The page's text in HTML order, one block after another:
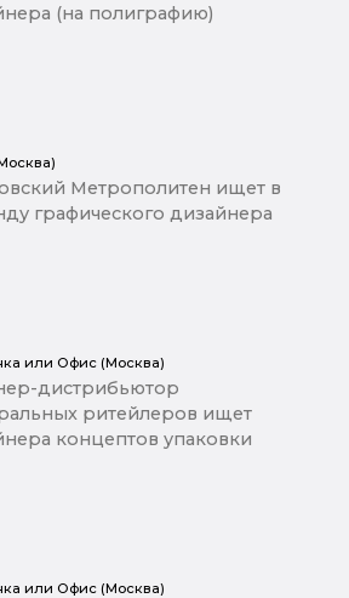
(на полиграфию)
Метрополитен ищет в
графического дизайнера
или Офис (Москва)
дистрибьютор
ритейлеров ищет
концептов упаковки
или Офис (Москва)